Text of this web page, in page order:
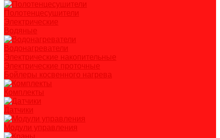
Полотенцесушители
Электрические
Водяные
Водонагреватели
Электрические накопительные
Электрические проточные
Бойлеры косвенного нагрева
Комплекты
Датчики
Модули управления